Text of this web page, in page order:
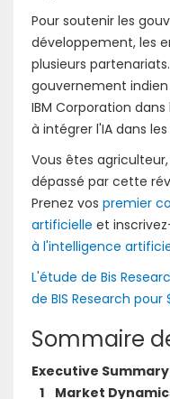
Pour soutenir les
développement, les
plusieurs
gouvernement
IBM Corporation
à intégrer l'IA dans
Vous êtes
dépassé par cette
Prenez vos premier
artificielle et
à l'intelligence
L'étude de Bis
de BIS Research pour
Sommaire
Executive Summary
1 Market